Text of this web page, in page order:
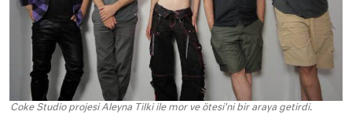
Coke Studio projesi Aleyna Tilki ile mor ve ötesi'ni bir araya getirdi.